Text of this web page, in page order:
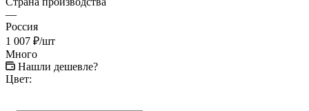
—
Россия
1 007 ₽/шт
Много
Нашли дешевле?
Цвет: